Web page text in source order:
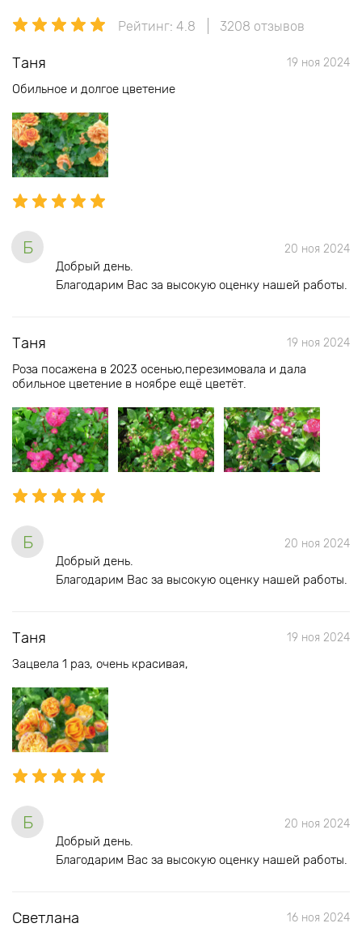
Рейтинг: 4.8 3208 отзывов
Таня 19 ноя 2024
Обильное и долгое цветение
Б 20 ноя 2024
Добрый день.
Благодарим Вас за высокую оценку нашей работы.
Таня 19 ноя 2024
Роза посажена в 2023 осенью,перезимовала и дала
обильное цветение в ноябре ещё цветёт.
Б 20 ноя 2024
Добрый день.
Благодарим Вас за высокую оценку нашей работы.
Таня 19 ноя 2024
Зацвела 1 раз, очень красивая,
Б 20 ноя 2024
Добрый день.
Благодарим Вас за высокую оценку нашей работы.
Светлана 16 ноя 2024